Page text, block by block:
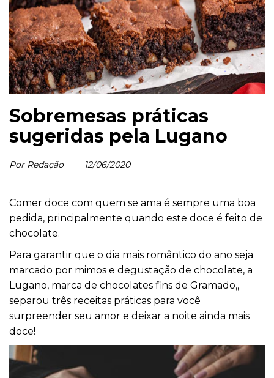
Sobremesas práticas
sugeridas pela Lugano
Por Redação 12/06/2020
Comer doce com quem se ama é sempre uma boa
pedida, principalmente quando este doce é feito de
chocolate.
Para garantir que o dia mais romântico do ano seja
marcado por mimos e degustação de chocolate, a
Lugano, marca de chocolates fins de Gramado,,
separou três receitas práticas para você
surpreender seu amor e deixar a noite ainda mais
doce!